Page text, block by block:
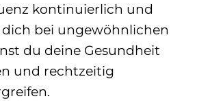
kontinuierlich und
bei ungewöhnlichen
du deine Gesundheit
und rechtzeitig